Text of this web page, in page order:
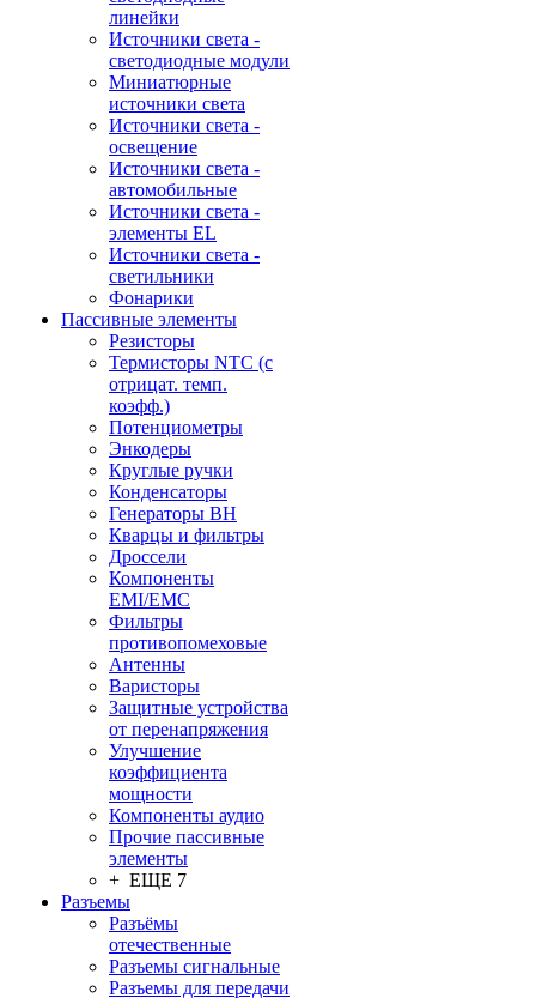
линейки
Источники света -
светодиодные модули
Миниатюрные
источники света
Источники света -
освещение
Источники света -
автомобильные
Источники света -
элементы EL
Источники света -
светильники
Фонарики
Пассивные элементы
Резисторы
Термисторы NTC (с
отрицат. темп.
коэфф.)
Потенциометры
Энкодеры
Круглые ручки
Конденсаторы
Генераторы ВН
Кварцы и фильтры
Дроссели
Компоненты
EMI/EMC
Фильтры
противопомеховые
Антенны
Варисторы
Защитные устройства
от перенапряжения
Улучшение
коэффициента
мощности
Компоненты аудио
Прочие пассивные
элементы
+ ЕЩЕ 7
Разъeмы
Разъёмы
отечественные
Разъeмы сигнальные
Разъeмы для передачи